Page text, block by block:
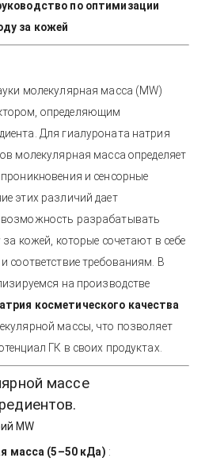
по оптимизации
за кожей
молекулярная масса (MW)
определяющим
Для гиалуроната натрия
молекулярная масса определяет
и сенсорные
этих различий дает
возможность разрабатывать
кожей, которые сочетают в себе
соответствие требованиям. В
на производстве
косметического качества
массы, что позволяет
ГК в своих продуктах.
массе
MW
масса (5–50 кДа) :